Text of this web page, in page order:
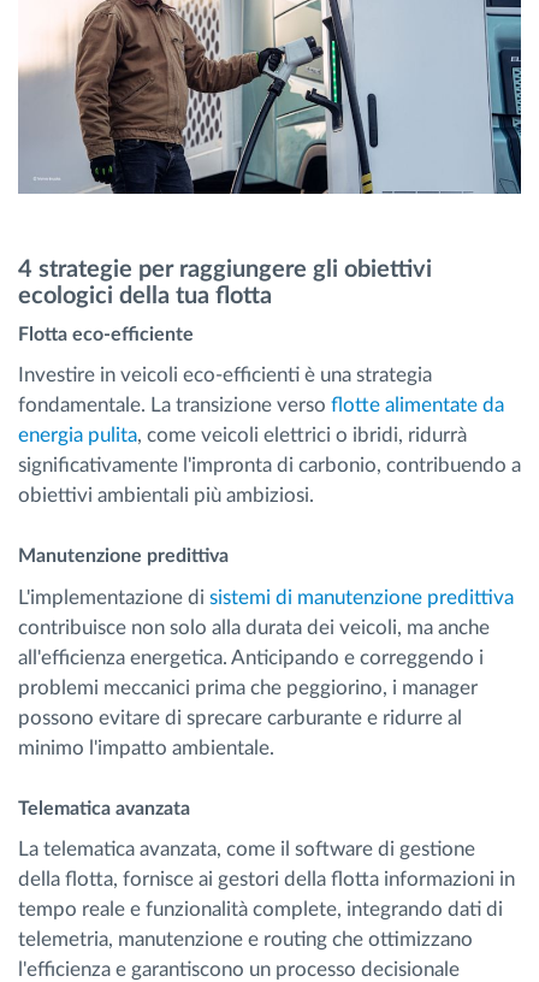
4 strategie per raggiungere gli obiettivi
ecologici della tua flotta
Flotta eco-efficiente
Investire in veicoli eco-efficienti è una strategia
fondamentale. La transizione verso flotte alimentate da
energia pulita, come veicoli elettrici o ibridi, ridurrà
significativamente l'impronta di carbonio, contribuendo a
obiettivi ambientali più ambiziosi.
Manutenzione predittiva
L'implementazione di sistemi di manutenzione predittiva
contribuisce non solo alla durata dei veicoli, ma anche
all'efficienza energetica. Anticipando e correggendo i
problemi meccanici prima che peggiorino, i manager
possono evitare di sprecare carburante e ridurre al
minimo l'impatto ambientale.
Telematica avanzata
La telematica avanzata, come il software di gestione
della flotta, fornisce ai gestori della flotta informazioni in
tempo reale e funzionalità complete, integrando dati di
telemetria, manutenzione e routing che ottimizzano
l'efficienza e garantiscono un processo decisionale